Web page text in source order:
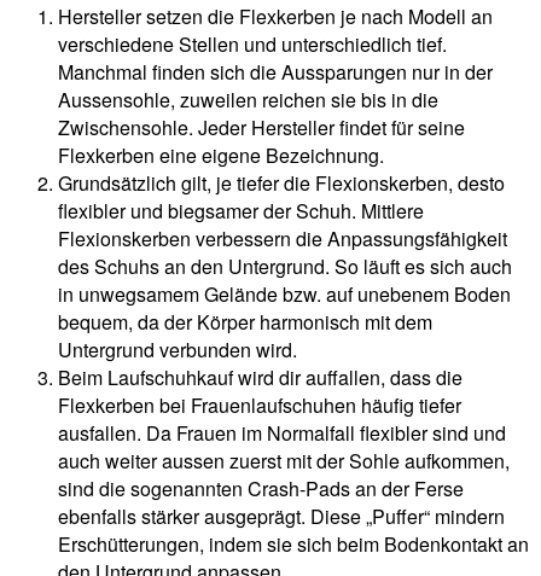
Hersteller setzen die Flexkerben je nach Modell an
verschiedene Stellen und unterschiedlich tief.
Manchmal finden sich die Aussparungen nur in der
Aussensohle, zuweilen reichen sie bis in die
Zwischensohle. Jeder Hersteller findet für seine
Flexkerben eine eigene Bezeichnung.
Grundsätzlich gilt, je tiefer die Flexionskerben, desto
flexibler und biegsamer der Schuh. Mittlere
Flexionskerben verbessern die Anpassungsfähigkeit
des Schuhs an den Untergrund. So läuft es sich auch
in unwegsamem Gelände bzw. auf unebenem Boden
bequem, da der Körper harmonisch mit dem
Untergrund verbunden wird.
Beim Laufschuhkauf wird dir auffallen, dass die
Flexkerben bei Frauenlaufschuhen häufig tiefer
ausfallen. Da Frauen im Normalfall flexibler sind und
auch weiter aussen zuerst mit der Sohle aufkommen,
sind die sogenannten Crash-Pads an der Ferse
ebenfalls stärker ausgeprägt. Diese „Puffer“ mindern
Erschütterungen, indem sie sich beim Bodenkontakt an